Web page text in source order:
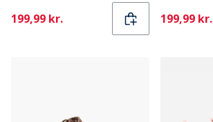
Current
199,99 kr. Current
199,99 kr.